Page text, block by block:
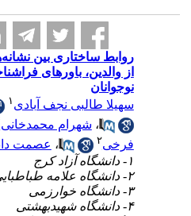
روابط ساختاری بین
از والدین، باورهای
نوجوانان
سهیلا طالبی نجف آبادی۱
،شهرام محمدخانی
فرخی
،عصمت
۲- دانشگاه علامه طباطبایی
۳- دانشگاه خوارزمی
۴- دانشگاه شهیدبهشتی